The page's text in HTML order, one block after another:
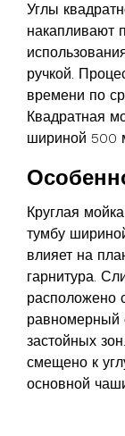
Углы
накапливают
ручкой.
времени по
Квадратная
шириной 500
Круглая
тумбу
влияет на
гарнитура.
расположено
равномерный
застойных
смещено к
основной